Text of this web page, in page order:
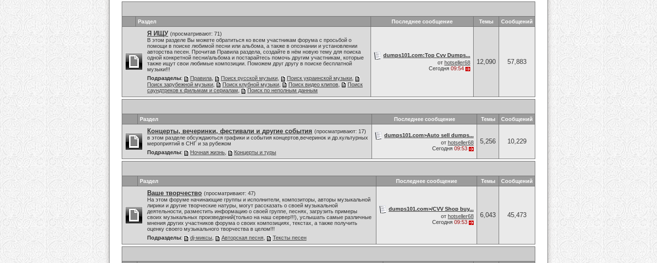
Раздел Последнее сообщение Темы Сообщений
Я ИЩУ (просматривают: 71)
В этом разделе Вы можете обратиться ко всем участникам форума с просьбой о
помощи в поиске любимой песни или альбома, а также в опознании и установлении
авторства песен. Прочитав Правила раздела, создайте в нём новую тему для поиска
одной конкретной песни/альбома и постарайтесь помочь другим участникам, которые
также ищут свои любимые композиции. Поможем друг другу в поиске бесплатной
музыки!!!
Подразделы: Правила Поиск русской музыки Поиск украинской музыки
Поиск зарубежной музыки
Поиск клубной музыки Поиск видео клипов
Поиск
саундтреков к фильмам и сериалам
Поиск по неполным данным
dumps101.com:Top Cvv Dumps...
от hotseller68
Сегодня 09:54
12,090 57,883
Раздел Последнее сообщение Темы Сообщений
Концерты, вечеринки, фестивали и другие события (просматривают: 17)
в этом разделе обсуждаються графики и события концертов,вечеринок и др.культурных
мероприятий в СНГ и за рубежом
Подразделы: Ночная жизнь Концерты и туры
dumps101.com>Auto sell dumps...
от hotseller68
Сегодня 09:53
5,256 10,229
Раздел Последнее сообщение Темы Сообщений
Ваше творчество (просматривают: 47)
На этом форуме начинающие группы и исполнители, композиторы, авторы музыкальной
лирики и другие творческие натуры, могут рассказать о своей музыкальной
деятельности, разместить информацию о своей группе, песнях, загрузить примеры
своих музыкальных произведений(только на наш сервер!!!), услышать самые различные
мнения других участников форума о своих композициях, текстах, а также получить
оценку своего музыкального творчества в целом!!!
Подразделы: dj-миксы Авторская песня Тексты песен
dumps101.com>/CVV Shop buy...
от hotseller68
Сегодня 09:53
6,043 45,473